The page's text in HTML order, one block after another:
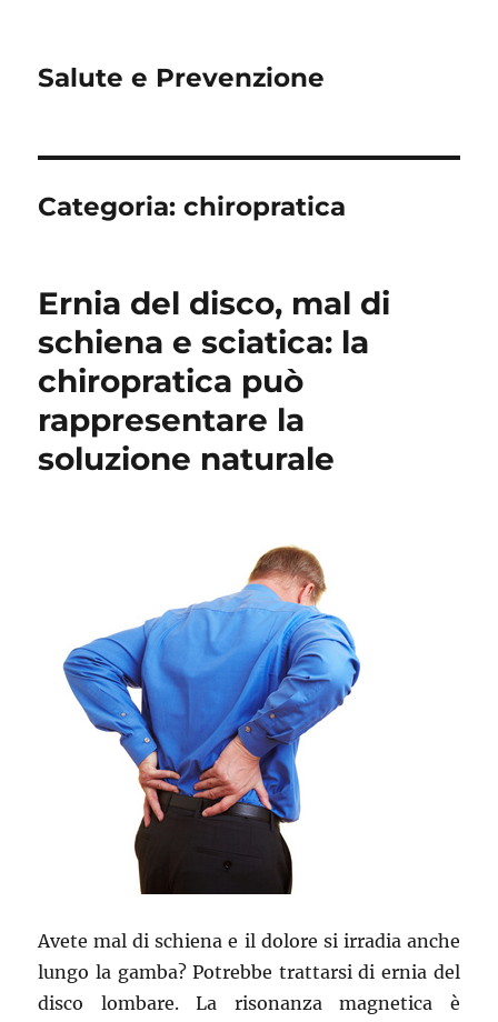
Salute e Prevenzione
Categoria:chiropratica
Ernia del disco, mal di
schiena e sciatica: la
chiropratica può
rappresentare la
soluzione naturale
Avete mal di schiena e il dolore si irradia anche
lungo la gamba? Potrebbe trattarsi di ernia del
disco lombare. La risonanza magnetica è